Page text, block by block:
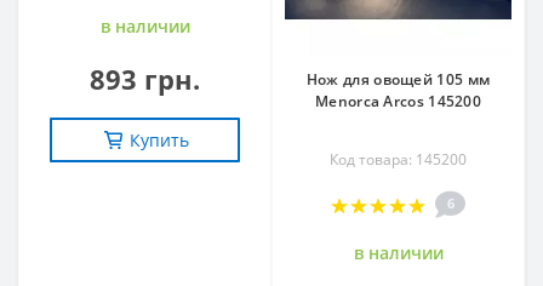
в наличии
893 грн.
Купить
Нож для овощей 105 мм
Menorca Arcos 145200
Код товара: 145200
6
в наличии